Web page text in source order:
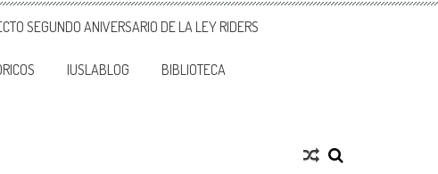
SEGUNDO ANIVERSARIO DE LA LEY RIDERS
IUSLABLOG BIBLIOTECA